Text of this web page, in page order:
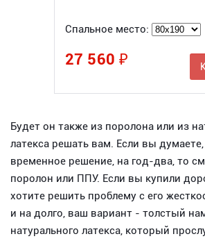
Спальное место:
27 560 ₽
Будет он также из поролона или из
латекса решать вам. Если вы
временное решение, на год-два, то
поролон или ППУ. Если вы купили
хотите решить проблему с его
и на долго, ваш вариант - толстый
натурального латекса, который